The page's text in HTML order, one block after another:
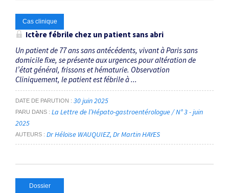
Cas clinique
Ictère fébrile chez un patient sans abri
Un patient de 77 ans sans antécédents, vivant à Paris sans
domicile fixe, se présente aux urgences pour altération de
l’état général, frissons et hématurie. Observation
Cliniquement, le patient est fébrile à ...
DATE DE PARUTION 30 juin 2025
PARU DANS
La Lettre de l’Hépato-gastroentérologue / N° 3 - juin
2025
AUTEURS Dr Héloïse WAUQUIEZ Dr Martin HAYES
Dossier